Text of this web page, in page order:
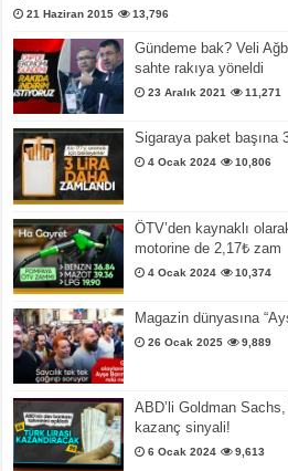
21 Haziran 2015 13,796
Gündeme bak? Veli
sahte rakıya yöneldi
23 Aralık 2021 11,271
Sigaraya paket başına
4 Ocak 2024 10,806
ÖTV’den kaynaklı
motorine de 2,17₺ zam
4 Ocak 2024 10,374
Magazin dünyasına
26 Ocak 2025 9,889
ABD’li Goldman
kazanç sinyali!
6 Ocak 2024 9,613